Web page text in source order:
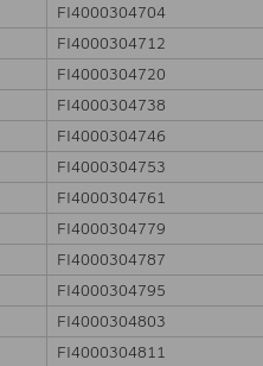
FI4000304704
FI4000304712
FI4000304720
FI4000304738
FI4000304746
FI4000304753
FI4000304761
FI4000304779
FI4000304787
FI4000304795
FI4000304803
FI4000304811